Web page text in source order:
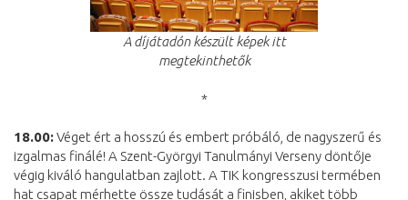
A díjátadón készült képek itt
megtekinthetők
*
18.00:Véget ért a hosszú és embert próbáló, de nagyszerű és
izgalmas finálé! A Szent-Györgyi Tanulmányi Verseny döntője
végig kiváló hangulatban zajlott. A TIK kongresszusi termében
hat csapat mérhette össze tudását a finisben, akiket több